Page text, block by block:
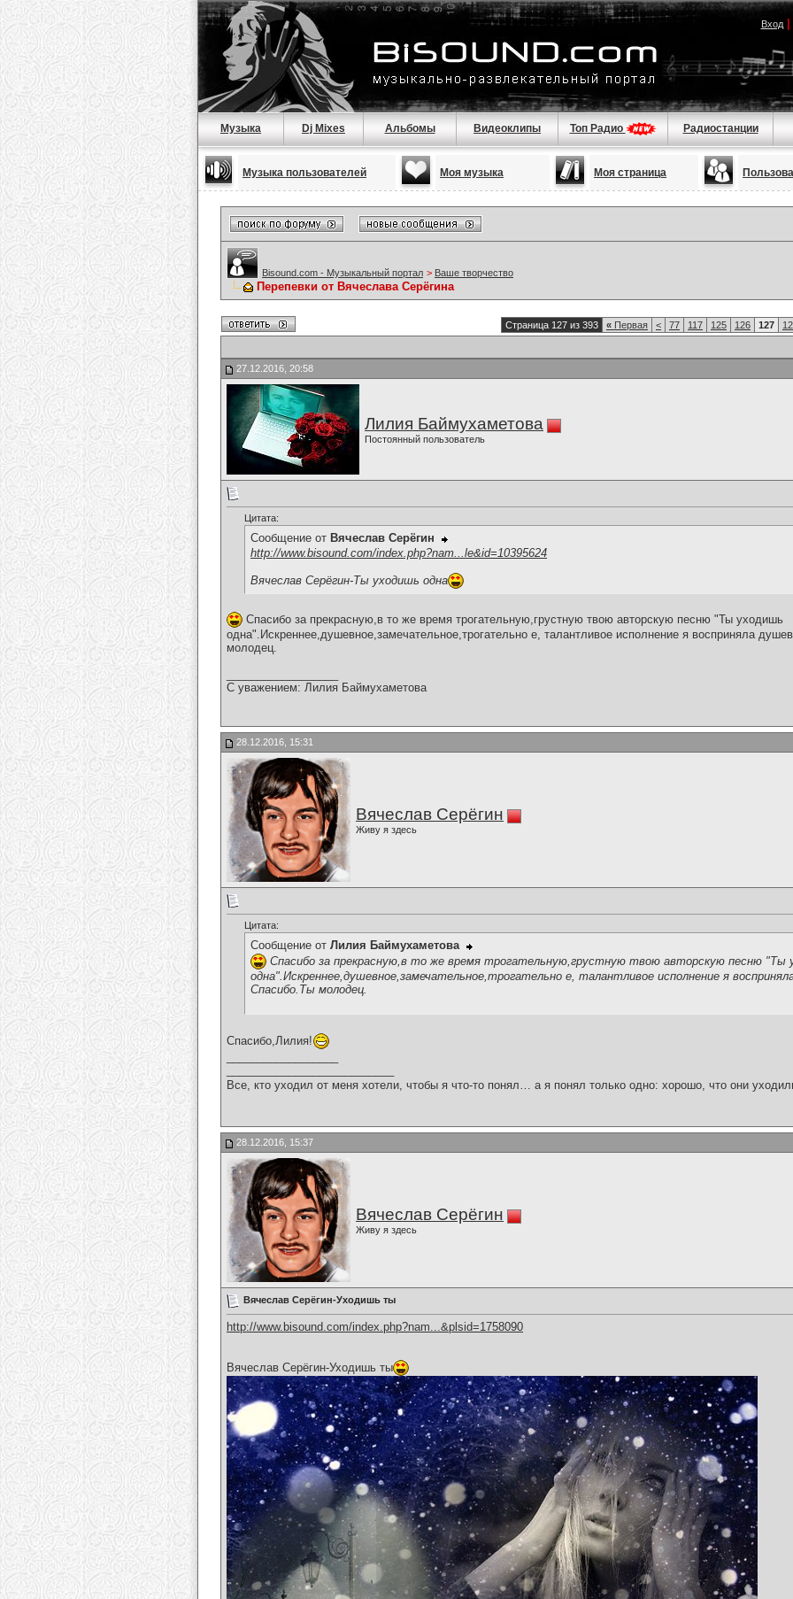
Вход|
Музыка Dj Mixes Альбомы Видеоклипы Топ Радио Радиостанции
Музыка пользователей Моя музыка Моя страница
Bisound.com - Музыкальный портал > Ваше творчество
Перепевки от Вячеслава Серёгина
Страница 127 из 393 « Первая < 77 117 125 126 127
27.12.2016, 20:58
Лилия Баймухаметова
Постоянный пользователь
Цитата:
Сообщение от Вячеслав Серёгин
http://www.bisound.com/index.php?nam...le&id=10395624
Вячеслав Серёгин-Ты уходишь одна
Спасибо за прекрасную,в то же время трогательную,грустную твою авторскую песню "Ты уходишь
одна".Искреннее,душевное,замечательное,трогательно е, талантливое исполнение я восприняла
молодец.
С уважением: Лилия Баймухаметова
28.12.2016, 15:31
Вячеслав Серёгин
Живу я здесь
Цитата:
Сообщение от Лилия Баймухаметова
Спасибо за прекрасную,в то же время трогательную,грустную твою авторскую песню "Ты
одна".Искреннее,душевное,замечательное,трогательно е, талантливое исполнение я
Спасибо.Ты молодец.
Спасибо,Лилия!
Все, кто уходил от меня хотели, чтобы я что-то понял… а я понял только одно: хорошо, что они
28.12.2016, 15:37
Вячеслав Серёгин
Живу я здесь
Вячеслав Серёгин-Уходишь ты
http://www.bisound.com/index.php?nam...&plsid=1758090
Вячеслав Серёгин-Уходишь ты